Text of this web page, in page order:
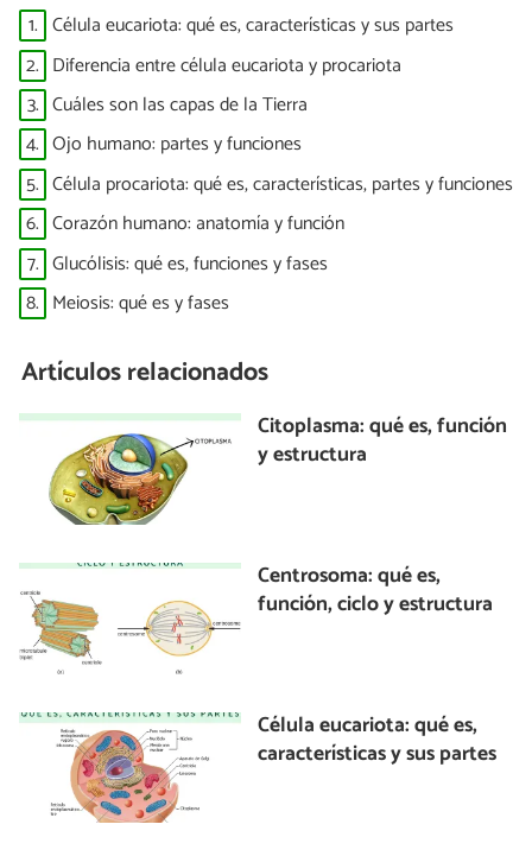
1. Célula eucariota: qué es, características y sus partes
2. Diferencia entre célula eucariota y procariota
3. Cuáles son las capas de la Tierra
4. Ojo humano: partes y funciones
5. Célula procariota: qué es, características, partes y funciones
6. Corazón humano: anatomía y función
7. Glucólisis: qué es, funciones y fases
8. Meiosis: qué es y fases
Artículos relacionados
Citoplasma: qué es, función
y estructura
Centrosoma: qué es,
función, ciclo y estructura
Célula eucariota: qué es,
características y sus partes